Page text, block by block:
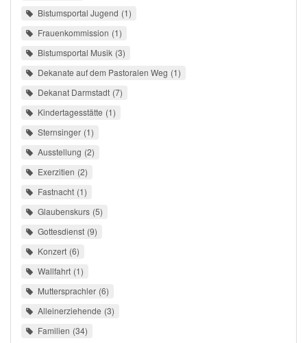
Bistumsportal Jugend 1
Frauenkommission 1
Bistumsportal Musik 3
Dekanate auf dem Pastoralen Weg 1
Dekanat Darmstadt 7
Kindertagesstätte 1
Sternsinger 1
Ausstellung 2
Exerzitien 2
Fastnacht 1
Glaubenskurs 5
Gottesdienst 9
Konzert 6
Wallfahrt 1
Muttersprachler 6
Alleinerziehende 3
Familien 34